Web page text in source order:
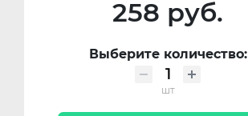
258 руб.
Выберите количество:
шт